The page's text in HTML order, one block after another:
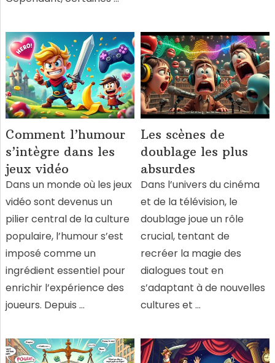
Comment l’humour
s’intègre dans les
jeux vidéo
Dans un monde où les jeux
vidéo sont devenus un
pilier central de la culture
populaire, l’humour s’est
imposé comme un
ingrédient essentiel pour
enrichir l’expérience des
joueurs. Depuis …
Les scènes de
doublage les plus
absurdes
Dans l’univers du cinéma
et de la télévision, le
doublage joue un rôle
crucial, tentant de
recréer la magie des
dialogues tout en
s’adaptant à de nouvelles
cultures et …